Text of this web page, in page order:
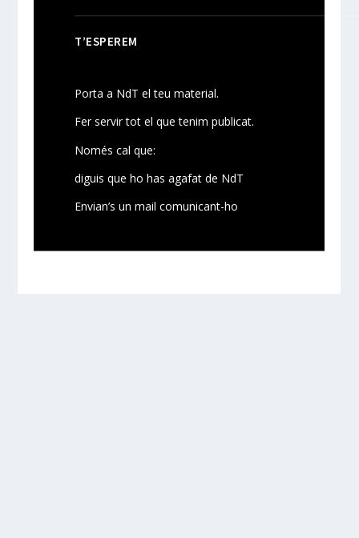
T’ESPEREM
Porta a NdT el teu material.
Fer servir tot el que tenim publicat.
Només cal que:
diguis que ho has agafat de NdT
Envian’s un mail comunicant-ho